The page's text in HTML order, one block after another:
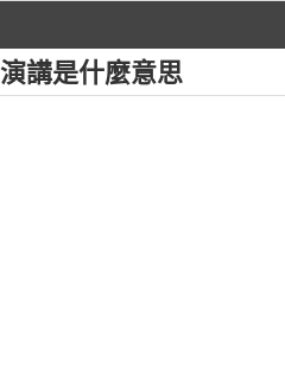
演講是什麼意思